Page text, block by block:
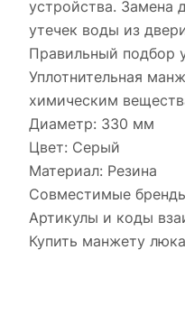
устройства. Замена
утечек воды из
Правильный подбор
Уплотнительная
химическим
Диаметр: 330 мм
Цвет: Серый
Материал: Резина
Совместимые
Артикулы и коды
Купить манжету